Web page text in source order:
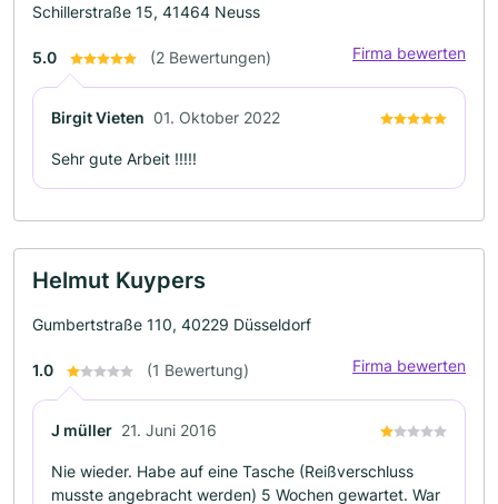
Schillerstraße 15, 41464 Neuss
5.0 (2 Bewertungen) Firma bewerten
Birgit Vieten 01. Oktober 2022
Sehr gute Arbeit !!!!!
Helmut Kuypers
Gumbertstraße 110, 40229 Düsseldorf
1.0 (1 Bewertung) Firma bewerten
J müller 21. Juni 2016
Nie wieder. Habe auf eine Tasche (Reißverschluss
musste angebracht werden) 5 Wochen gewartet. War